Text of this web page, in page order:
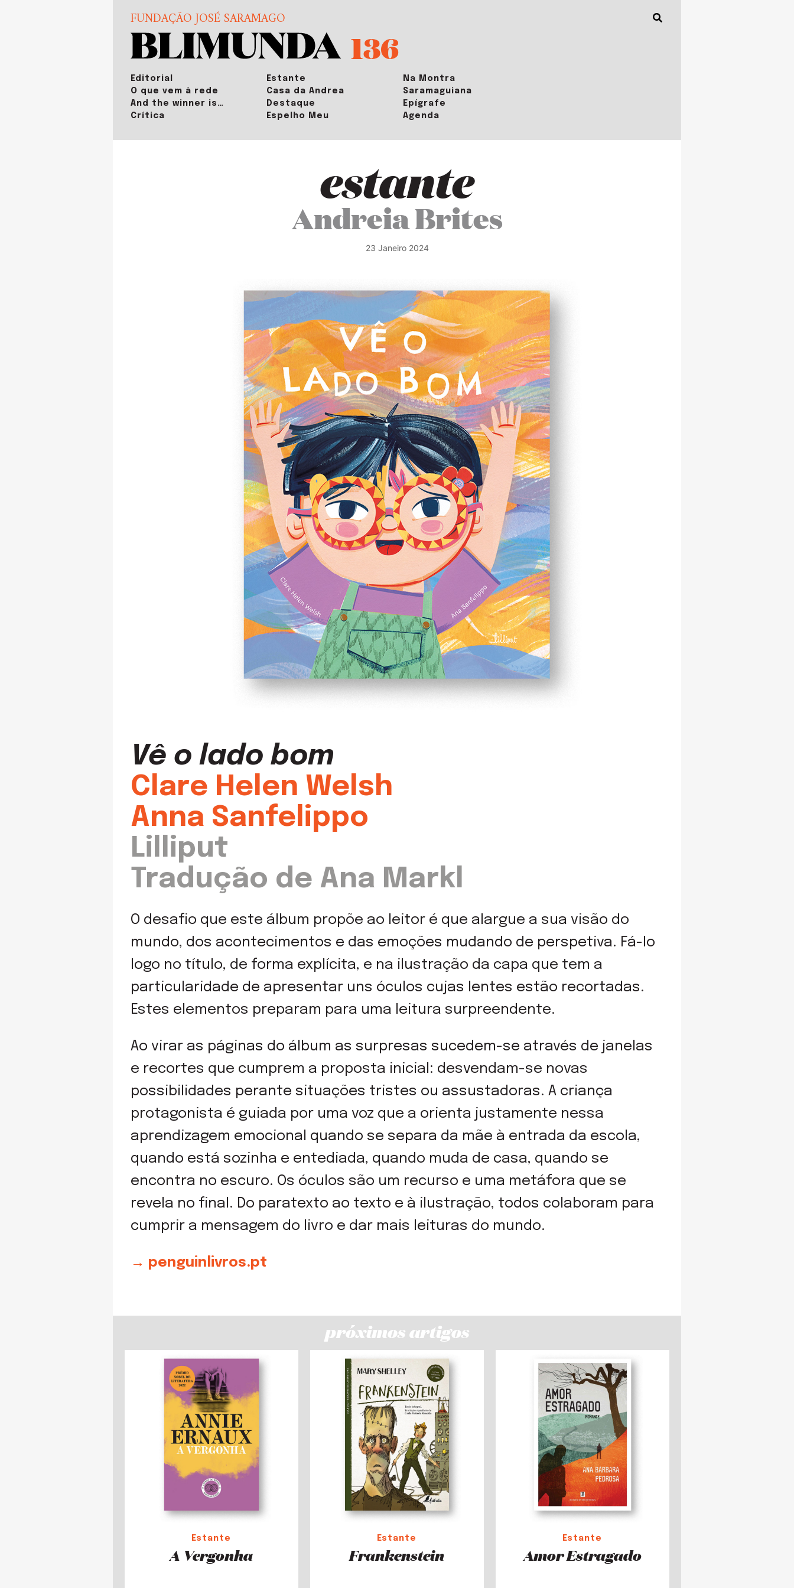
FUNDAÇÃO JOSÉ SARAMAGO
136
Editorial
O que vem à rede
And the winner is…
Crítica
Estante
Casa da Andrea
Destaque
Espelho Meu
Na Montra
Saramaguiana
Epígrafe
Agenda
estante
Andreia Brites
23 Janeiro 2024
Vê o lado bom
Clare Helen Welsh
Anna Sanfelippo
Lilliput
Tradução de Ana Markl
O desafio que este álbum propõe ao leitor é que alargue a sua visão do
mundo, dos acontecimentos e das emoções mudando de perspetiva. Fá-lo
logo no título, de forma explícita, e na ilustração da capa que tem a
particularidade de apresentar uns óculos cujas lentes estão recortadas.
Estes elementos preparam para uma leitura surpreendente.
Ao virar as páginas do álbum as surpresas sucedem-se através de janelas
e recortes que cumprem a proposta inicial: desvendam-se novas
possibilidades perante situações tristes ou assustadoras. A criança
protagonista é guiada por uma voz que a orienta justamente nessa
aprendizagem emocional quando se separa da mãe à entrada da escola,
quando está sozinha e entediada, quando muda de casa, quando se
encontra no escuro. Os óculos são um recurso e uma metáfora que se
revela no final. Do paratexto ao texto e à ilustração, todos colaboram para
cumprir a mensagem do livro e dar mais leituras do mundo.
→ penguinlivros.pt
próximos artigos
Estante
A Vergonha
Estante
Frankenstein
Estante
Amor Estragado